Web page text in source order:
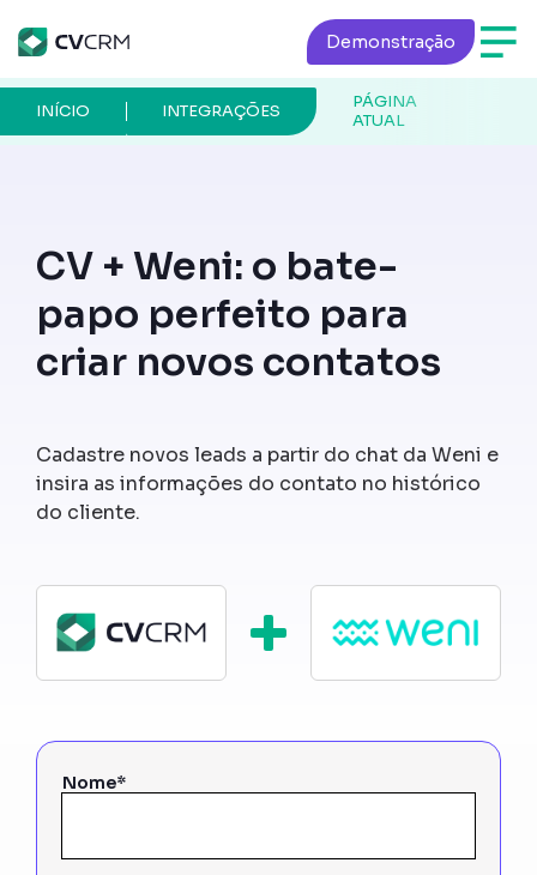
Demonstração
PÁGINA
ATUAL
INTEGRAÇÕES
INÍCIO
CV + Weni: o bate-
papo perfeito para
criar novos contatos
Cadastre novos leads a partir do chat da Weni e
insira as informações do contato no histórico
do cliente.
Nome*